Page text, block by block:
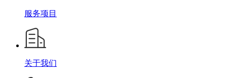
服务项目
关于我们